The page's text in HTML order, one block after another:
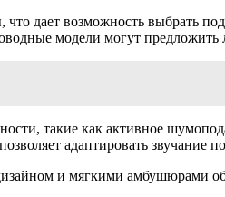
дает возможность выбрать
модели могут предложить
такие как активное
адаптировать звучание
и мягкими амбушюрами